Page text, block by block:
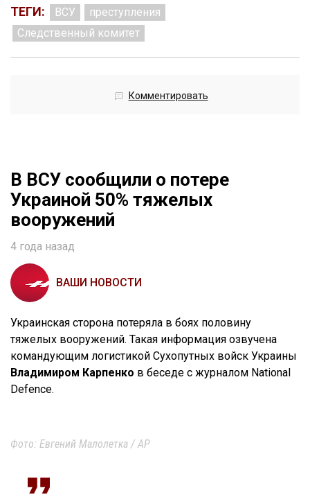
ТЕГИ: ВСУ
преступления
Следственный комитет
Комментировать
В ВСУ сообщили о потере
Украиной 50% тяжелых
вооружений
4 года назад
ВАШИ НОВОСТИ
Украинская сторона потеряла в боях половину
тяжелых вооружений. Такая информация озвучена
командующим логистикой Сухопутных войск Украины
Владимиром Карпенко в беседе с журналом National
Defence.
Фото: Евгений Малолетка / AP